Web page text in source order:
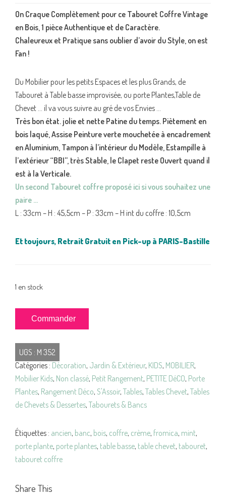
On Craque Complètement pour ce Tabouret Coffre Vintage
en Bois, 1 pièce Authentique et de Caractère.
Chaleureux et Pratique sans oublier d’avoir du Style, on est
Fan !
Du Mobilier pour les petits Espaces et les plus Grands, de
Tabouret à Table basse improvisée, ou porte Plantes,Table de
Chevet … il va vous suivre au gré de vos Envies …
Très bon état. jolie et nette Patine du temps. Piètement en
bois laqué, Assise Peinture verte mouchetée à encadrement
en Aluminium, Tampon à l’intérieur du Modèle, Estampille à
l’extérieur “BBI”, très Stable, le Clapet reste Ouvert quand il
est à la Verticale.
Un second Tabouret coffre proposé ici si vous souhaitez une
paire …
L : 33cm – H : 45,5cm – P : 33cm – H int du coffre : 10,5cm
Et toujours, Retrait Gratuit en Pick-up à PARIS-Bastille
1 en stock
quantité
de
TABOURET
Coffre
Vintage
BOIS
et
Assise
Commander
UGS : M 352
Catégories : Décoration, Jardin & Extérieur, KIDS, MOBILIER,
Mobilier Kids, Non classé, Petit Rangement, PETITE DéCO, Porte
Plantes, Rangement Déco, S'Assoir, Tables, Tables Chevet, Tables
de Chevets & Dessertes, Tabourets & Bancs
Étiquettes : ancien, banc, bois, coffre, crème, fromica, mint,
porte plante, porte plantes, table basse, table chevet, tabouret,
tabouret coffre
Share This